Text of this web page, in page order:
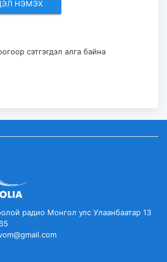
боловсролын харилцаа:
сэтгэгдэл алга байна
радио Монгол улс Улаанбаатар 13